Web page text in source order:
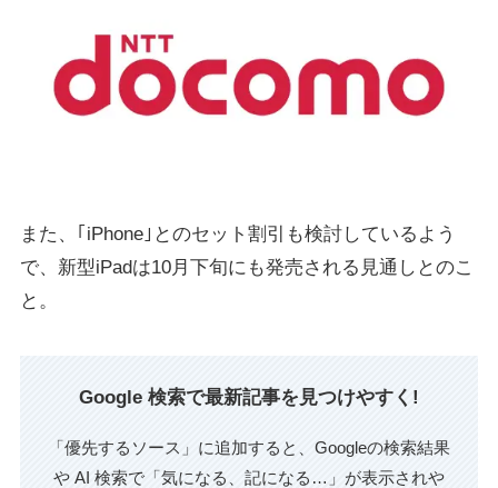
また、｢iPhone｣とのセット割引も検討しているよう
で、新型iPadは10月下旬にも発売される見通しとのこ
と。
Google 検索で最新記事を見つけやすく!
「優先するソース」に追加すると、Googleの検索結果
や AI 検索で「気になる、記になる…」が表示されや